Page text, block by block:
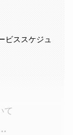
ビススケジュ
て